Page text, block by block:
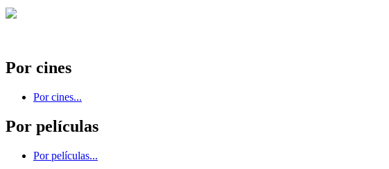
Por cines
Por cines...
Por películas
Por películas...